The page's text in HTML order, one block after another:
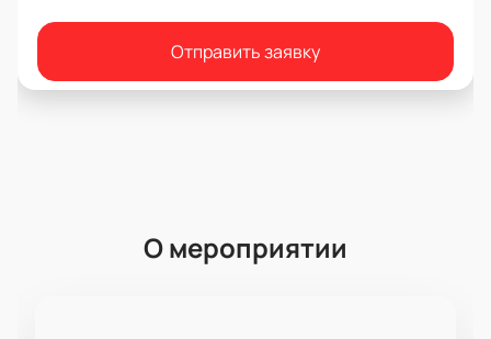
Отправить заявку
О мероприятии